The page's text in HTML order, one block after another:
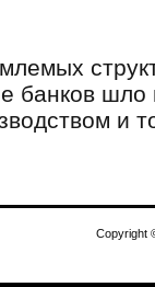
банков
и
Copyright